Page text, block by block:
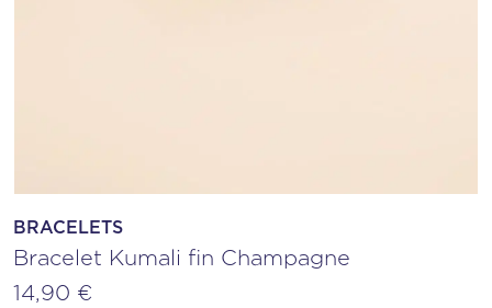
BRACELETS
Bracelet Kumali fin Champagne
14,90 €